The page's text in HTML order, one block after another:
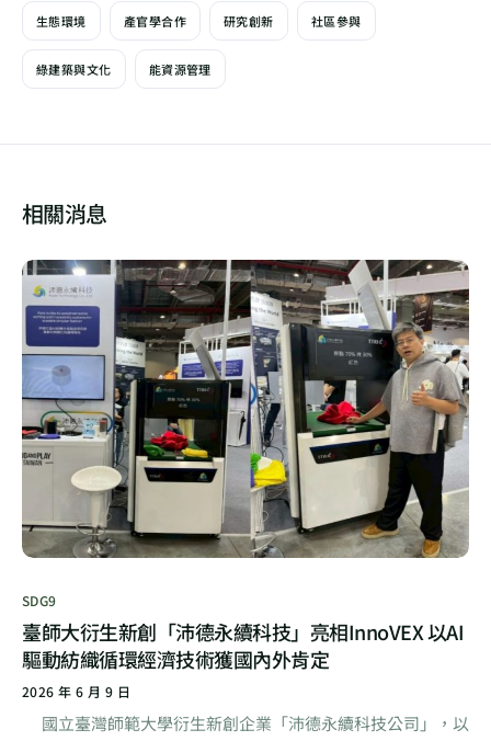
生態環境 產官學合作 研究創新 社區參與
綠建築與文化 能資源管理
相關消息
SDG9
臺師大衍生新創「沛德永續科技」亮相InnoVEX 以AI
驅動紡織循環經濟技術獲國內外肯定
2026 年 6 月 9 日
國立臺灣師範大學衍生新創企業「沛德永續科技公司」，以